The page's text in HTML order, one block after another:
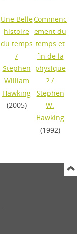
Une Belle
histoire
du temps
/
Stephen
William
Hawking
(2005)
Commenc
ement du
temps et
fin de la
physique
? /
Stephen
W.
Hawking
(1992)